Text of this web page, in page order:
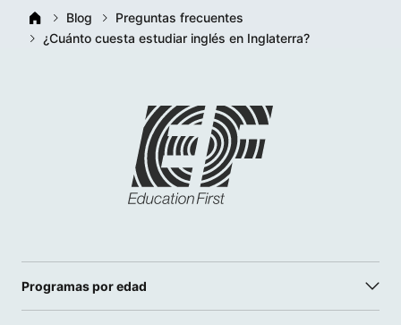
Blog
Preguntas frecuentes
¿Cuánto cuesta estudiar inglés en Inglaterra?
Programas por edad